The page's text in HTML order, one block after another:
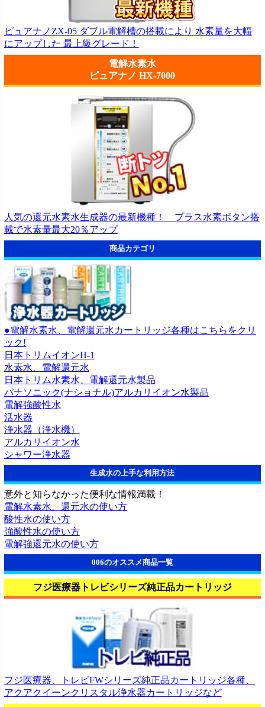
ピュアナノZX-05 ダブル電解槽の搭載により 水素量を大幅
にアップした 最上級グレード！
電解水素水
ピュアナノ HX-7000
人気の還元水素水生成器の最新機種！ プラス水素ボタン搭
載で水素量最大20％アップ
商品カテゴリ
●電解水素水、電解還元水カートリッジ各種はこちらをクリ
ック!
日本トリムイオンH-1
水素水、電解還元水
日本トリム水素水、電解還元水製品
パナソニック(ナショナル)アルカリイオン水製品
電解強酸性水
活水器
浄水器（浄水機）
アルカリイオン水
シャワー浄水器
生成水の上手な利用方法
意外と知らなかった便利な情報満載！
電解水素水、還元水の使い方
酸性水の使い方
強酸性水の使い方
電解強還元水の使い方
006のオススメ商品一覧
フジ医療器トレビシリーズ純正品カートリッジ
フジ医療器、トレビFWシリーズ純正品カートリッジ各種、
アクアクイーンクリスタル浄水器カートリッジなど